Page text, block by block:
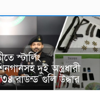
স্টার্লিং
দুই অস্ত্রধারী
৩৪ রাউন্ড গুলি উদ্ধার